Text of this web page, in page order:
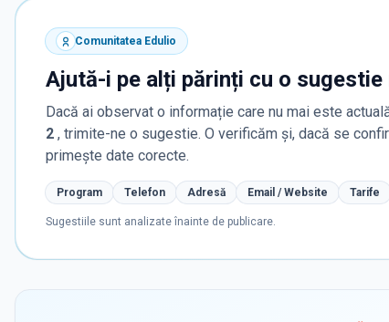
Comunitatea Edulio
Ajută-i pe alți părinți cu o sugestie
Dacă ai observat o informație care nu mai este
2 , trimite-ne o sugestie. O verificăm și, dacă se
primește date corecte.
Program Telefon Adresă Email / Website Tarife
Sugestiile sunt analizate înainte de publicare.